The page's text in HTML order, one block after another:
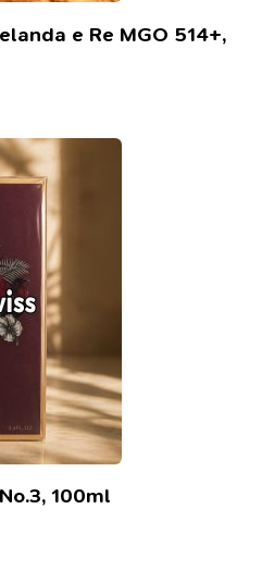
e Re MGO 514+,
100ml